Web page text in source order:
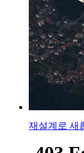
재설계로 새